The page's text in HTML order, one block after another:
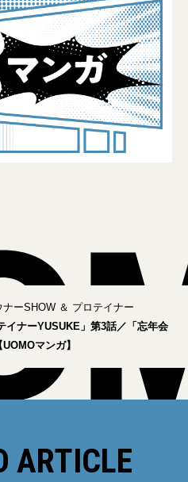
ナーSHOW ＆ プロテイナー
イナーYUSUKE」第3話／「忘年会
マンガ】
ARTICLE